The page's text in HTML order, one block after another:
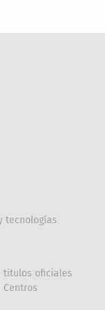
tecnologías
títulos oficiales